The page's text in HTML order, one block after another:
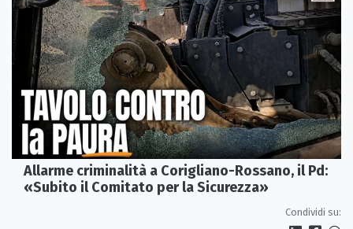
Allarme criminalità a Corigliano-Rossano, il Pd:
«Subito il Comitato per la Sicurezza»
Condividi su: